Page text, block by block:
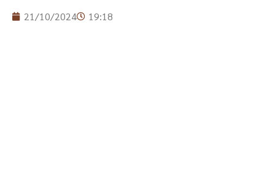
21/10/2024 19:18